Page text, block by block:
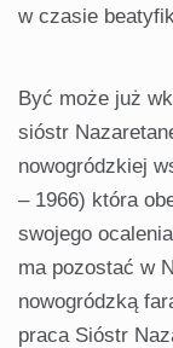
w czasie
Być może już
sióstr
nowogródzkiej
– 1966) która
swojego
ma pozostać w
nowogródzką
praca Sióstr